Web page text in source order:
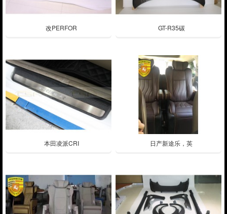
改PERFOR GT-R35碳
本田凌派CRI 日产新途乐，英